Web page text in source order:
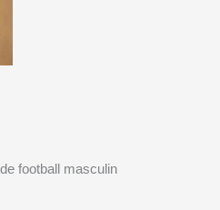
football masculin